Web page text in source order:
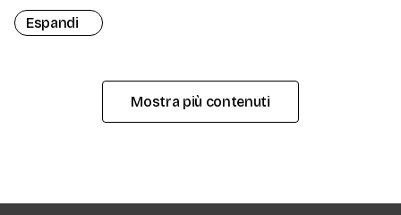
Espandi
Mostra più contenuti